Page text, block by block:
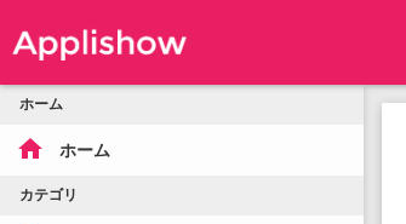
ホーム
home ホーム
カテゴリ